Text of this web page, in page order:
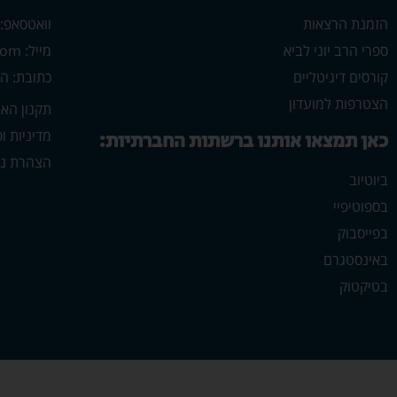
הזמנת הרצאות
ספרי הרב יוני לביא
קורסים דיגיטליים
הצטרפות למועדון
כאן תמצאו אותנו ברשתות החברתיות:
ביוטיוב
בספוטיפיי
בפייסבוק
באינסטגרם
בטיקטוק
וואטסאפ:
מייל: yonilavi10@gmail.com
כתובת: הרב
תקנון
מדיניות
הצהרת